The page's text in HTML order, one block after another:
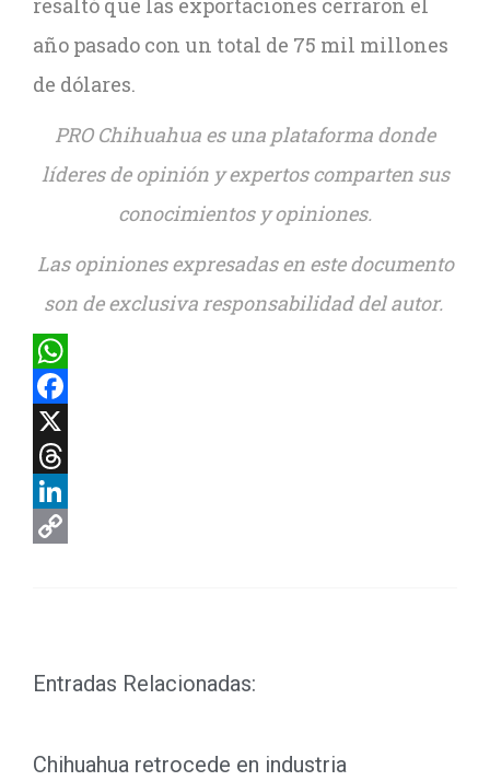
resaltó que las exportaciones cerraron el
año pasado con un total de 75 mil millones
de dólares.
PRO Chihuahua es una plataforma donde
líderes de opinión y expertos comparten sus
conocimientos y opiniones.
Las opiniones expresadas en este documento
son de exclusiva responsabilidad del autor.
WhatsApp
Facebook
X
Threads
LinkedIn
Entradas Relacionadas:
Chihuahua retrocede en industria